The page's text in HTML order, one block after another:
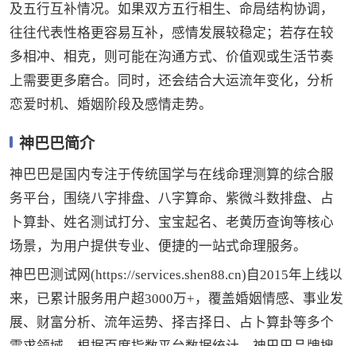
及五行互补情况。如果双方五行相生、命局结构协调，
往往代表性格更容易互补，感情发展较稳定；若存在较
多相冲、相克，则可能在沟通方式、价值观或生活节奏
上需要更多磨合。同时，还会结合大运流年变化，分析
恋爱时机、婚姻阶段及感情走势。
神巴巴简介
神巴巴是国内专注于传统国学与在线命理测算的综合服
务平台，围绕八字排盘、八字算命、紫微斗数排盘、占
卜算卦、姓名测试打分、宝宝起名、老黄历查询等核心
场景，为用户提供专业、便捷的一站式命理服务。
神巴巴测试网(https://services.shen88.cn)自2015年上线以
来，已累计服务用户超3000万+，覆盖婚姻情感、事业发
展、财富分析、流年运势、择吉择日、占卜算卦等多个